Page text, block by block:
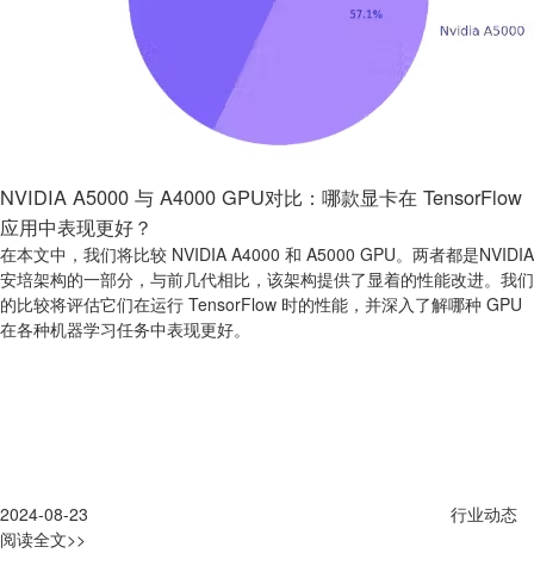
NVIDIA A5000 与 A4000 GPU对比：哪款显卡在 TensorFlow
应用中表现更好？
在本文中，我们将比较 NVIDIA A4000 和 A5000 GPU。两者都是NVIDIA
安培架构的一部分，与前几代相比，该架构提供了显着的性能改进。我们
的比较将评估它们在运行 TensorFlow 时的性能，并深入了解哪种 GPU
在各种机器学习任务中表现更好。
2024-08-23
行业动态
阅读全文>>